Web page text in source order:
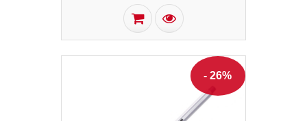
- 26%